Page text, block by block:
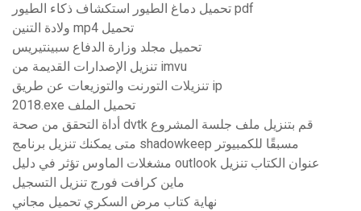
تحميل دماغ الطيور استكشاف ذكاء الطيور pdf
ولادة التنين mp4 تحميل
تحميل مجلد وزارة الدفاع سبينتيريس
تنزيل الإصدارات القديمة من imvu
تنزيلات التورنت والتوزيعات عن طريق ip
2018.exe تحميل الملف
أداة التحقق من صحة dvtk قم بتنزيل ملف جلسة المشروع
متى يمكنك تنزيل برنامج shadowkeep مسبقًا للكمبيوتر
مشغلات الماوس تؤثر في دليل outlook عنوان الكتاب تنزيل
ماين كرافت فورج تنزيل التسجيل
نهاية كتاب مرض السكري تحميل مجاني